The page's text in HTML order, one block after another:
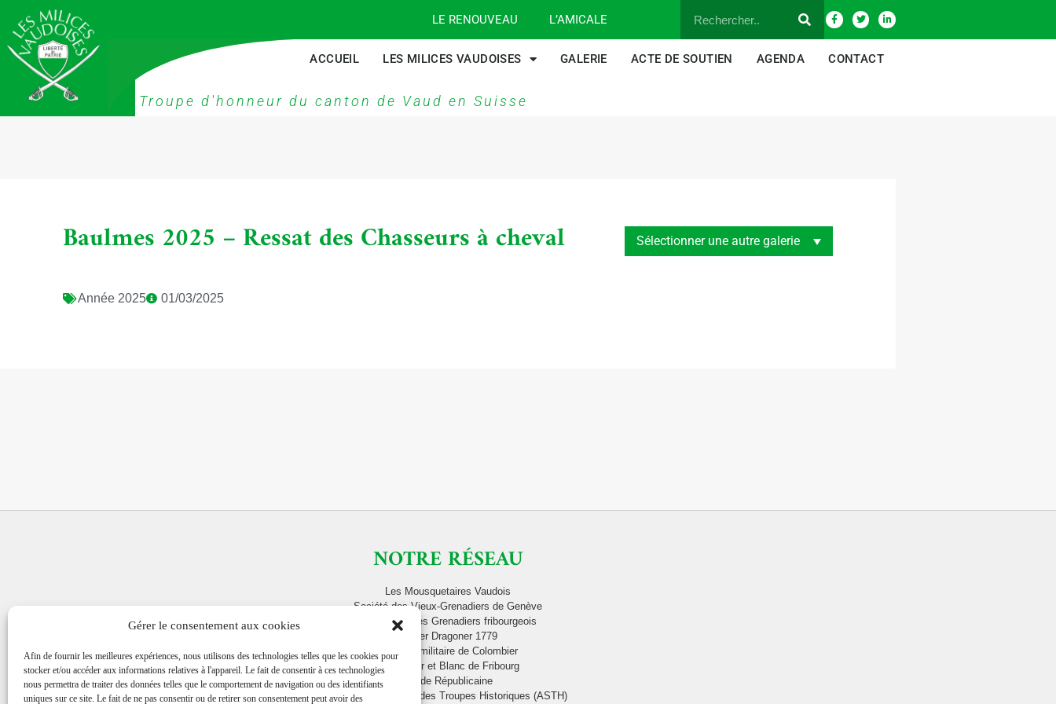
Gérer le consentement aux cookies
Afin de fournir les meilleures expériences, nous utilisons des technologies telles que les cookies pour
stocker et/ou accéder aux informations relatives à l'appareil. Le fait de consentir à ces technologies
nous permettra de traiter des données telles que le comportement de navigation ou des identifiants
uniques sur ce site. Le fait de ne pas consentir ou de retirer son consentement peut avoir des
LE RENOUVEAU L’AMICALE
ACCUEIL LES MILICES VAUDOISES GALERIE ACTE DE SOUTIEN AGENDA CONTACT
Troupe d'honneur du canton de Vaud en Suisse
Baulmes 2025 – Ressat des Chasseurs à cheval
Année 2025 01/03/2025
NOTRE RÉSEAU
Les Mousquetaires Vaudois
Société des Vieux-Grenadiers de Genève
Contingent des Grenadiers fribourgeois
Berner Dragoner 1779
Musique militaire de Colombier
Cadre Noir et Blanc de Fribourg
Garde Républicaine
Association Suisse des Troupes Historiques (ASTH)